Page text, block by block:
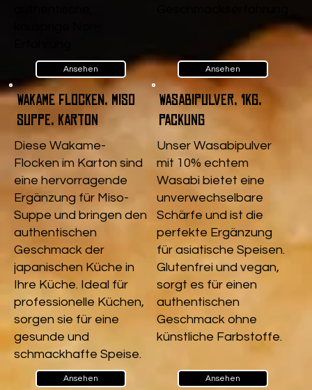
Ansehen Ansehen
Wakame Flocken, Miso
Suppe, Karton
Diese Wakame-
Flocken im Karton sind
eine hervorragende
Ergänzung für Miso-
Suppe und bringen den
authentischen
Geschmack der
japanischen Küche in
Ihre Küche. Ideal für
professionelle Küchen,
sorgen sie für eine
gesunde und
schmackhafte Speise.
Ansehen
Wasabipulver, 1kg,
Packung
Unser Wasabipulver
mit 10% echtem
Wasabi bietet eine
unverwechselbare
Schärfe und ist die
perfekte Ergänzung
für asiatische Speisen.
Glutenfrei und vegan,
sorgt es für einen
authentischen
Geschmack ohne
künstliche Farbstoffe.
Ansehen